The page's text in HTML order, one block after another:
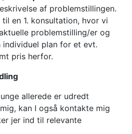
af problemstillingen.
en 1. konsultation, hvor vi
problemstilling/er og
individuel plan for et evt.
pris herfor.
allerede er udredt
kan I også kontakte mig
jer ind til relevante